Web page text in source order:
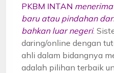
PKBM INTAN
baru atau pindahan
bahkan luar negeri.
daring/online dengan
ahli dalam bidangnya
adalah pilihan terbaik